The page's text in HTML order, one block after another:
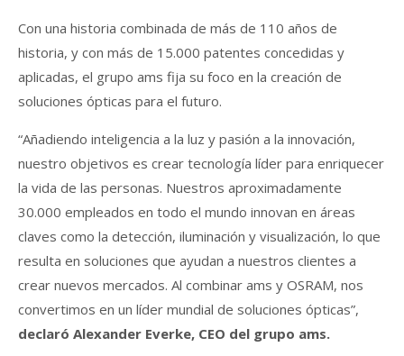
Con una historia combinada de más de 110 años de
historia, y con más de 15.000 patentes concedidas y
aplicadas, el grupo ams fija su foco en la creación de
soluciones ópticas para el futuro.
“Añadiendo inteligencia a la luz y pasión a la innovación,
nuestro objetivos es crear tecnología líder para enriquecer
la vida de las personas. Nuestros aproximadamente
30.000 empleados en todo el mundo innovan en áreas
claves como la detección, iluminación y visualización, lo que
resulta en soluciones que ayudan a nuestros clientes a
crear nuevos mercados. Al combinar ams y OSRAM, nos
convertimos en un líder mundial de soluciones ópticas”,
declaró Alexander Everke, CEO del grupo ams.